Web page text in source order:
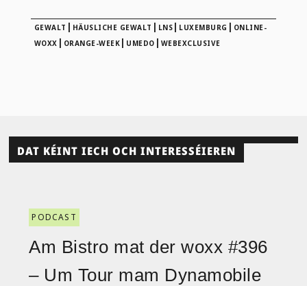
GEWALT | HÄUSLICHE GEWALT | LNS | LUXEMBURG | ONLINE-
WOXX | ORANGE-WEEK | UMEDO | WEBEXCLUSIVE
DAT KÉINT IECH OCH INTERESSÉIEREN
PODCAST
Am Bistro mat der woxx #396
– Um Tour mam Dynamobile